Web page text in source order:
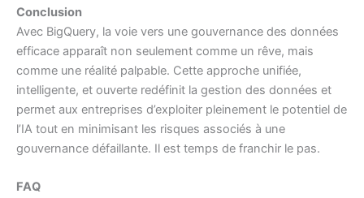
Conclusion
Avec BigQuery, la voie vers une gouvernance des données
efficace apparaît non seulement comme un rêve, mais
comme une réalité palpable. Cette approche unifiée,
intelligente, et ouverte redéfinit la gestion des données et
permet aux entreprises d’exploiter pleinement le potentiel de
l’IA tout en minimisant les risques associés à une
gouvernance défaillante. Il est temps de franchir le pas.
FAQ